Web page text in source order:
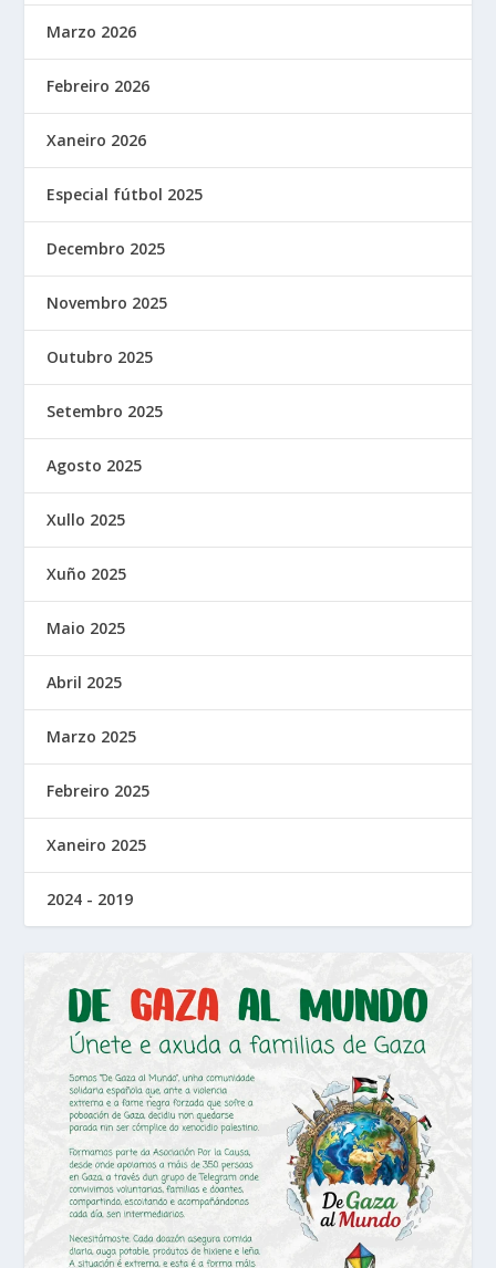
Marzo 2026
Febreiro 2026
Xaneiro 2026
Especial fútbol 2025
Decembro 2025
Novembro 2025
Outubro 2025
Setembro 2025
Agosto 2025
Xullo 2025
Xuño 2025
Maio 2025
Abril 2025
Marzo 2025
Febreiro 2025
Xaneiro 2025
2024 - 2019